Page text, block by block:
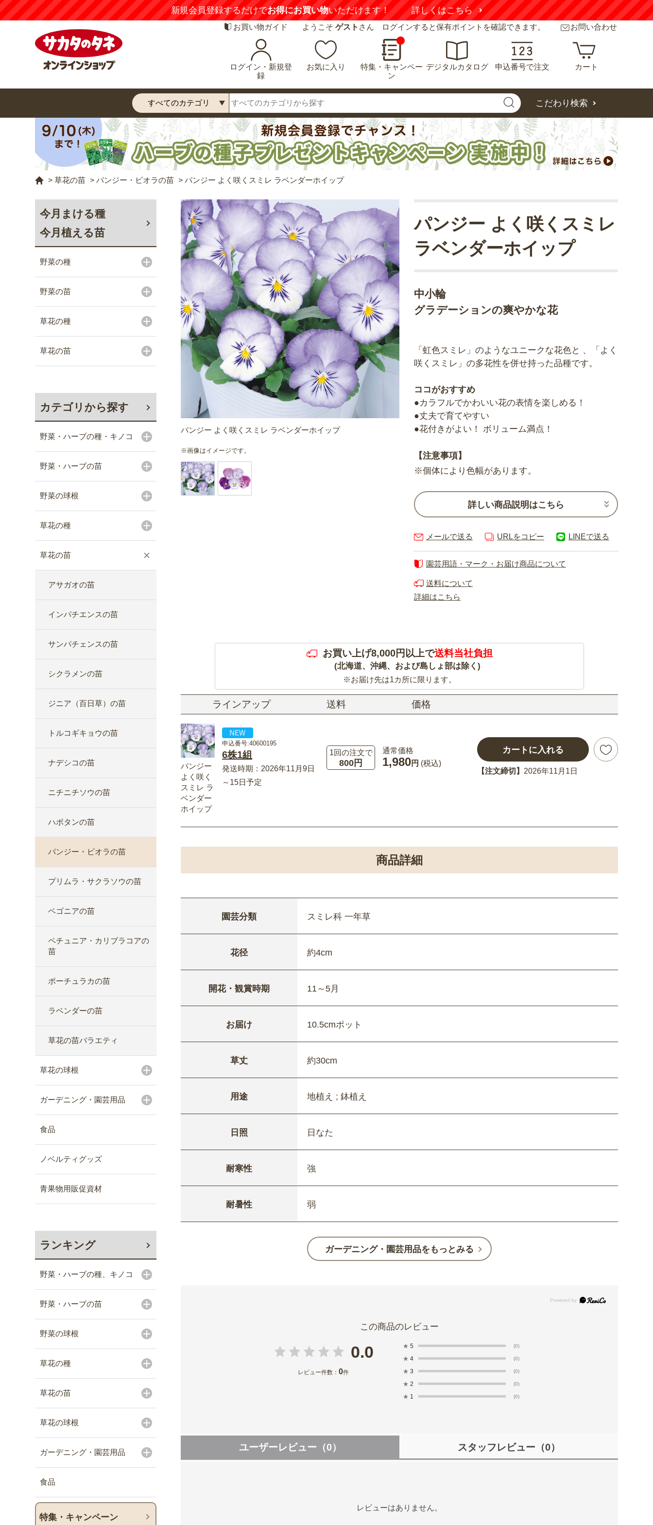
新規会員登録するだけでお得にお買い物いただけます！ 詳しくはこちら
お買い物ガイド ようこそ ゲスト さん ログインすると保有ポイントを確認できます。 お問い合わせ
ログイン・新規登
録
お気に入り
特集・キャンペー
ン
デジタルカタログ 申込番号で注文 カート
こだわり検索
> 草花の苗 > パンジー・ビオラの苗 > パンジー よく咲くスミレ ラベンダーホイップ
今月まける種
今月植える苗
野菜の種
野菜の苗
草花の種
草花の苗
カテゴリから探す
野菜・ハーブの種・キノコ
野菜・ハーブの苗
野菜の球根
草花の種
草花の苗
アサガオの苗
インパチエンスの苗
サンパチェンスの苗
シクラメンの苗
ジニア（百日草）の苗
トルコギキョウの苗
ナデシコの苗
ニチニチソウの苗
ハボタンの苗
パンジー・ビオラの苗
プリムラ・サクラソウの苗
ベゴニアの苗
ペチュニア・カリブラコアの
苗
ポーチュラカの苗
ラベンダーの苗
草花の苗バラエティ
草花の球根
ガーデニング・園芸用品
食品
ノベルティグッズ
青果物用販促資材
ランキング
野菜・ハーブの種、キノコ
野菜・ハーブの苗
野菜の球根
草花の種
草花の苗
草花の球根
ガーデニング・園芸用品
食品
特集・キャンペーン
パンジー よく咲くスミレ ラベンダーホイップ
※画像はイメージです。
中小輪
グラデーションの爽やかな花
パンジー よく咲くスミレ
ラベンダーホイップ
「虹色スミレ」のようなユニークな花色と 、「よく
咲くスミレ」の多花性を併せ持った品種です。
ココがおすすめ
●カラフルでかわいい花の表情を楽しめる！
●丈夫で育てやすい
●花付きがよい！ ボリューム満点！
【注意事項】
※個体により色幅があります。
詳細はこちら
詳しい商品説明はこちら
メールで送る URLをコピー LINEで送る
園芸用語・マーク・お届け商品について
送料について
お買い上げ8,000円以上で送料当社負担
(北海道、沖縄、および島しょ部は除く)
※お届け先は1カ所に限ります。
ラインアップ 送料 価格
パンジー
よく咲く
スミレ ラ
ベンダー
ホイップ
申込番号:40600195
6株1組
発送時期：2026年11月9日
～15日予定
1回の注文で
800円
通常価格
1,980円 (税込)
カートに入れる
【注文締切】 2026年11月1日
商品詳細
園芸分類 スミレ科 一年草
花径 約4cm
開花・観賞時期 11～5月
お届け 10.5cmポット
草丈 約30cm
用途 地植え ; 鉢植え
日照 日なた
耐寒性 強
耐暑性 弱
ガーデニング・園芸用品をもっとみる
0.0
レビュー件数： 0件
★ 5 (0)
★ 4 (0)
★ 3 (0)
★ 2 (0)
★ 1 (0)
ユーザーレビュー （0） スタッフレビュー （0）
レビューはありません。